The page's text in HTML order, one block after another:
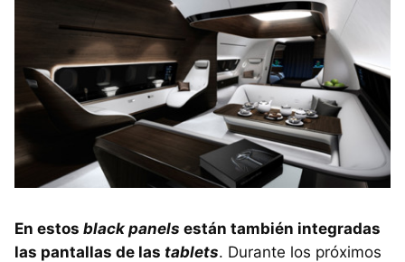
En estos black panels están también integradas
las pantallas de las tablets. Durante los próximos